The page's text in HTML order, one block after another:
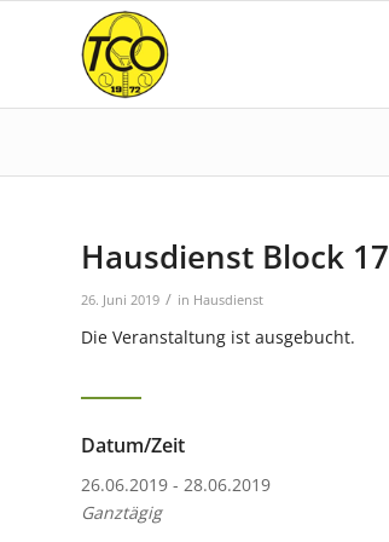
Hausdienst Block 17
26. Juni 2019 / in Hausdienst
Die Veranstaltung ist ausgebucht.
Datum/Zeit
26.06.2019 - 28.06.2019
Ganztägig